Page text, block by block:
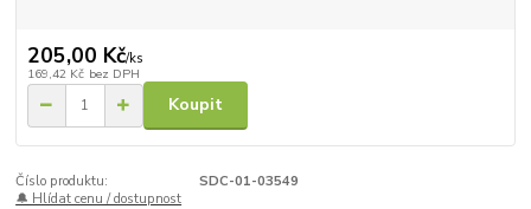
205,00 Kč/ks
169,42 Kč bez DPH
Koupit
Číslo produktu:
SDC-01-03549
🔔 Hlídat cenu / dostupnost